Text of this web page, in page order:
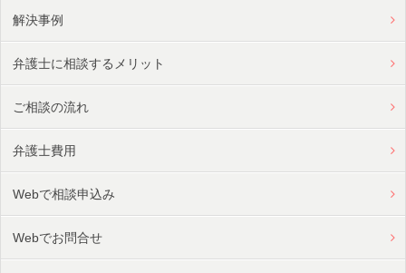
解決事例
弁護士に相談するメリット
ご相談の流れ
弁護士費用
Webで相談申込み
Webでお問合せ